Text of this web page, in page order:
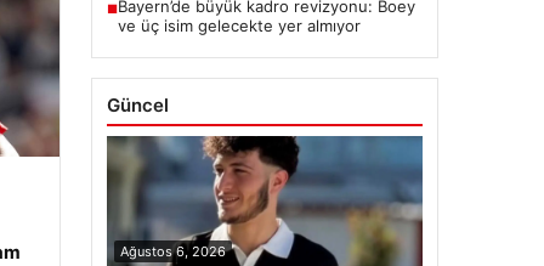
■Bayern’de büyük kadro revizyonu: Boey
ve üç isim gelecekte yer almıyor
Güncel
Ağustos 6, 2026